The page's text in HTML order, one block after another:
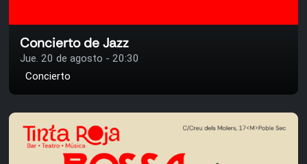
Concierto de Jazz
Jue. 20 de agosto - 20:30
Concierto